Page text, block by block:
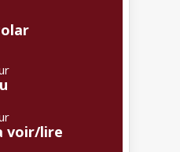
voir/lire